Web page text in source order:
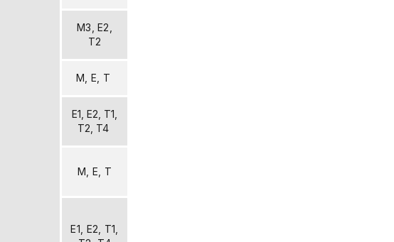
M3, E2,
T2
M, E, T
E1, E2, T1,
T2, T4
M, E, T
E1, E2, T1,